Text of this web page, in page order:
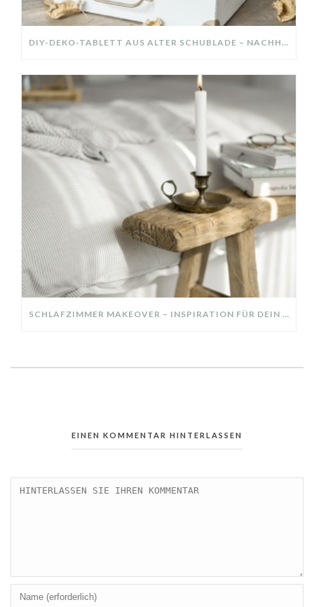
DIY-DEKO-TABLETT AUS ALTER SCHUBLADE – NACHHALTIGE HERBSTDEKO SELBER MACHEN!
SCHLAFZIMMER MAKEOVER – INSPIRATION FÜR DEIN SCHLAFZIMMER: AUS ALT MACH NEU – HELL, GEMÜTLICH UND EINLADEND
EINEN KOMMENTAR HINTERLASSEN